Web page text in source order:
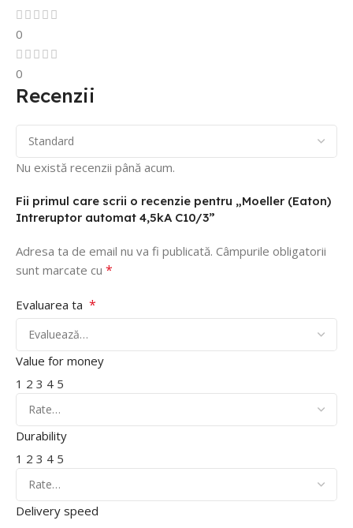
0
0
Recenzii
Nu există recenzii până acum.
Fii primul care scrii o recenzie pentru „Moeller (Eaton)
Intreruptor automat 4,5kA C10/3”
Adresa ta de email nu va fi publicată. Câmpurile obligatorii
sunt marcate cu *
Evaluarea ta *
Value for money
1 2 3 4 5
Durability
1 2 3 4 5
Delivery speed